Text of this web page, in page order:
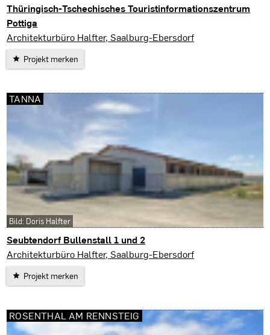
Thüringisch-Tschechisches Touristinformationszentrum
Pottiga
Rosenthal am Rennsteig
Architekturbüro Halfter, Saalburg-Ebersdorf
Projekt merken
Seubtendorf Bullenstall 1 und 2
Tanna
Architekturbüro Halfter, Saalburg-Ebersdorf
Projekt merken
TANNA
Bild: Doris Halfter
ROSENTHAL AM RENNSTEIG